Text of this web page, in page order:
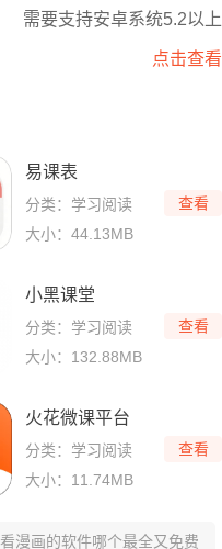
需要支持安卓系统5.2以上
点击查看
易课表
分类：学习阅读
大小：44.13MB
查看
小黑课堂
分类：学习阅读
大小：132.88MB
查看
火花微课平台
分类：学习阅读
大小：11.74MB
查看
看漫画的软件哪个最全又免费